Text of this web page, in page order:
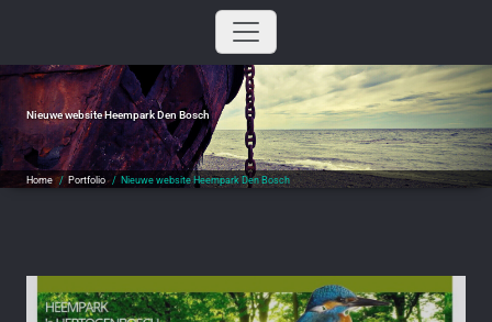
Nieuwe website Heempark Den Bosch
Home / Portfolio/ Nieuwe website Heempark Den Bosch